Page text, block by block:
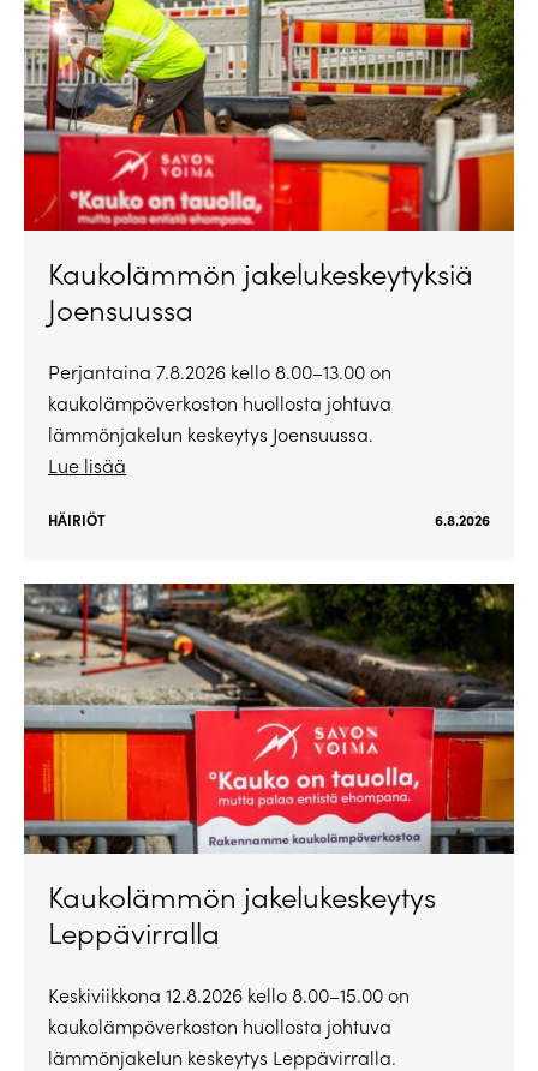
Kaukolämmön jakelukeskeytyksiä
Joensuussa
Perjantaina 7.8.2026 kello 8.00–13.00 on
kaukolämpöverkoston huollosta johtuva
lämmönjakelun keskeytys Joensuussa.
Lue lisää
HÄIRIÖT 6.8.2026
Kaukolämmön jakelukeskeytys
Leppävirralla
Keskiviikkona 12.8.2026 kello 8.00–15.00 on
kaukolämpöverkoston huollosta johtuva
lämmönjakelun keskeytys Leppävirralla.